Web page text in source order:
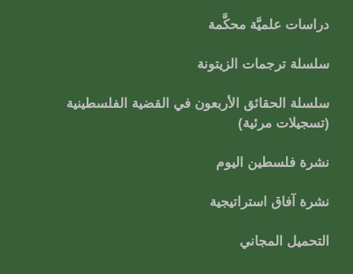
دراسات علميَّة محكَّمة
سلسلة ترجمات الزيتونة
سلسلة الحقائق الأربعون في القضية الفلسطينية
(تسجيلات مرئية)
نشرة فلسطين اليوم
نشرة آفاق استراتيجية
التحميل المجاني